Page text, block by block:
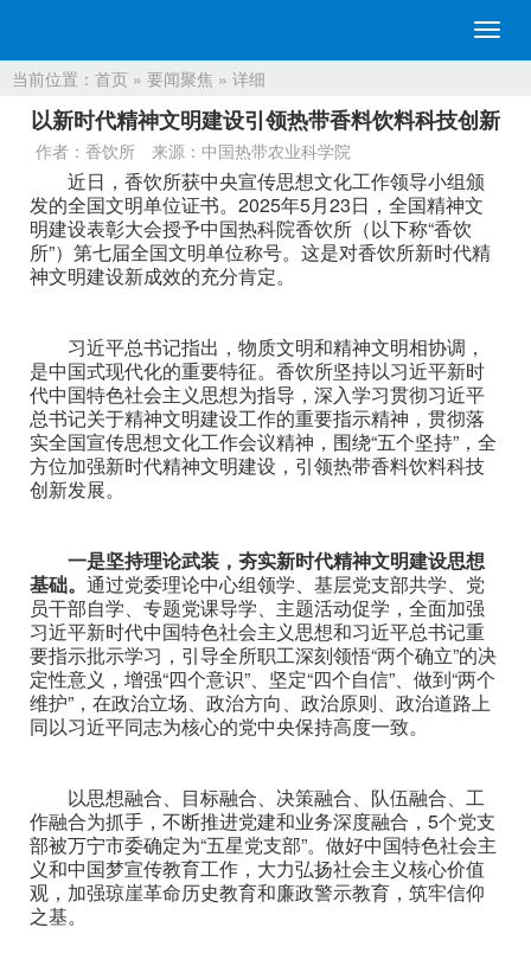
切
换
航
当前位置： 首页 » 要闻聚焦 » 详细
以新时代精神文明建设引领热带香料饮料科技创新
作者：香饮所 来源：中国热带农业科学院
近日，香饮所获中央宣传思想文化工作领导小组颁
发的全国文明单位证书。2025年5月23日，全国精神文
明建设表彰大会授予中国热科院香饮所（以下称“香饮
所”）第七届全国文明单位称号。这是对香饮所新时代精
神文明建设新成效的充分肯定。
习近平总书记指出，物质文明和精神文明相协调，
是中国式现代化的重要特征。香饮所坚持以习近平新时
代中国特色社会主义思想为指导，深入学习贯彻习近平
总书记关于精神文明建设工作的重要指示精神，贯彻落
实全国宣传思想文化工作会议精神，围绕“五个坚持”，全
方位加强新时代精神文明建设，引领热带香料饮料科技
创新发展。
一是坚持理论武装，夯实新时代精神文明建设思想
基础。 通过党委理论中心组领学、基层党支部共学、党
员干部自学、专题党课导学、主题活动促学，全面加强
习近平新时代中国特色社会主义思想和习近平总书记重
要指示批示学习，引导全所职工深刻领悟“两个确立”的决
定性意义，增强“四个意识”、坚定“四个自信”、做到“两个
维护”，在政治立场、政治方向、政治原则、政治道路上
同以习近平同志为核心的党中央保持高度一致。
以思想融合、目标融合、决策融合、队伍融合、工
作融合为抓手，不断推进党建和业务深度融合，5个党支
部被万宁市委确定为“五星党支部”。做好中国特色社会主
义和中国梦宣传教育工作，大力弘扬社会主义核心价值
观，加强琼崖革命历史教育和廉政警示教育，筑牢信仰
之基。